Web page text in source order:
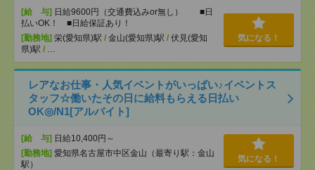
[給 与] 日給9600円（交通費込みor無し） ■日
払いOK！ ■日給保証あり！
[勤務地] 栄(愛知県)駅 / 金山(愛知県)駅 / 伏見(愛知
県)駅 / …
気になる！
レアなお仕事・人気イベントがいっぱい♪イベントス
タッフ☆働いたその日に給料もらえる日払い
OK◎/N1[アルバイト]
[給 与] 日給10,400円～
[勤務地] 愛知県名古屋市中区金山（最寄り駅：金山
駅）
気になる！